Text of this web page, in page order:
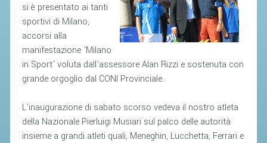
si è presentato ai tanti
sportivi di Milano,
accorsi alla
manifestazione 'Milano
in Sport' voluta dall'assessore Alan Rizzi e sostenuta con
grande orgoglio dal CONI Provinciale.
L'inaugurazione di sabato scorso vedeva il nostro atleta
della Nazionale Pierluigi Musiari sul palco delle autorità
insieme a grandi atleti quali, Meneghin, Lucchetta, Ferrari e
SAFEGUARDING
RICHIESTA PATROCINIO
GIUSTIZIA FEDERALE
PROVVEDIMENTI
ORGANI DI GIUSTIZIA FEDERALE